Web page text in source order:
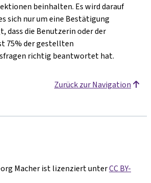
beinhalten. Es wird darauf
sich nur um eine Bestätigung
dass die Benutzerin oder der
75% der gestellten
richtig beantwortet hat.
Zurück zur Navigation
Macher ist lizenziert unterCC BY-